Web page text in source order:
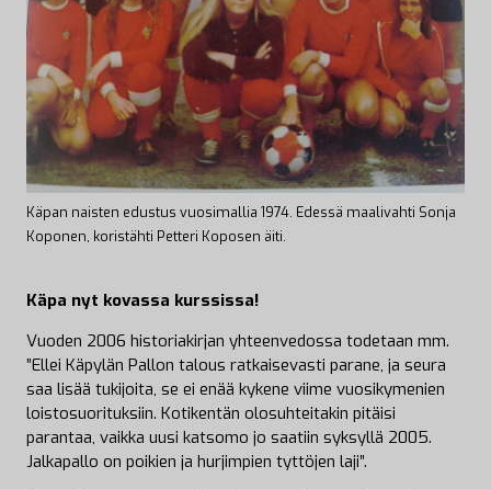
Käpan naisten edustus vuosimallia 1974. Edessä maalivahti Sonja
Koponen, koristähti Petteri Koposen äiti.
Käpa nyt kovassa kurssissa!
Vuoden 2006 historiakirjan yhteenvedossa todetaan mm.
”Ellei Käpylän Pallon talous ratkaisevasti parane, ja seura
saa lisää tukijoita, se ei enää kykene viime vuosikymenien
loistosuorituksiin. Kotikentän olosuhteitakin pitäisi
parantaa, vaikka uusi katsomo jo saatiin syksyllä 2005.
Jalkapallo on poikien ja hurjimpien tyttöjen laji”.